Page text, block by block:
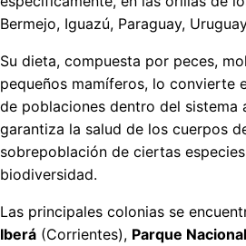
Bermejo, Iguazú, Paraguay,
Su dieta, compuesta por peces,
pequeños mamíferos, lo convierte
de poblaciones dentro del sistema
garantiza la salud de los cuerpos
sobrepoblación de ciertas
biodiversidad.
Las principales colonias se
Iberá (Corrientes), Parque